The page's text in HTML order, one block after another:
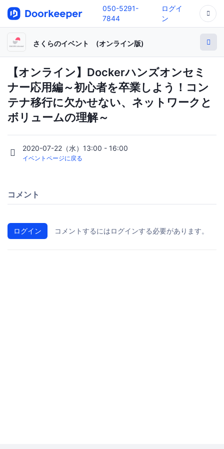
050-5291-
7844
ログイ
ン
さくらのイベント (オンライン版)
【オンライン】Dockerハンズオンセミ
ナー応用編～初心者を卒業しよう！コン
テナ移行に欠かせない、ネットワークと
ボリュームの理解～
2020-07-22（水）13:00 - 16:00
イベントページに戻る
コメント
ログイン コメントするにはログインする必要があります。